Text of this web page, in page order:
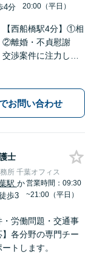
4分
20:00（平日）
【西船橋駅4分】①相
②離婚・不貞慰謝
渉案件に注力して
解決まで一貫して
します。【夜間・
お問い合わせ
士
所 千葉オフィス
駅 か
歩3
営業時間：09:30
~21:00（平日）
・労働問題・交通事
各分野の専門チー
トします。